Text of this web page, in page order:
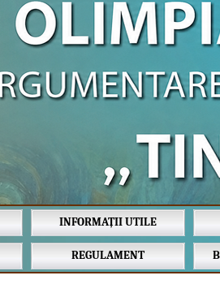
INFORMAȚII UTILE
REGULAMENT